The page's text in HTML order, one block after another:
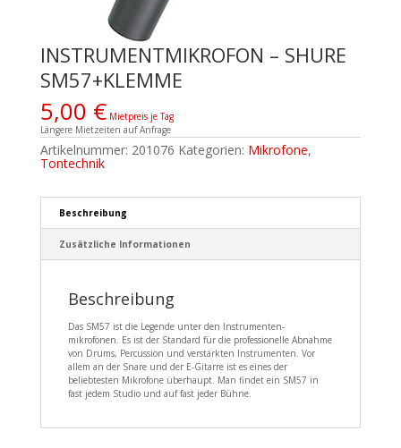
INSTRUMENTMIKROFON – SHURE
SM57+KLEMME
5,00 € Mietpreis je Tag
Längere Mietzeiten auf Anfrage
Artikelnummer: 201076 Kategorien: Mikrofone,
Tontechnik
Beschreibung
Zusätzliche Informationen
Beschreibung
Das SM57 ist die Legende unter den Instrumenten-
mikrofonen. Es ist der Standard für die professionelle Abnahme
von Drums, Percussion und verstärkten Instrumenten. Vor
allem an der Snare und der E-Gitarre ist es eines der
beliebtesten Mikrofone überhaupt. Man findet ein SM57 in
fast jedem Studio und auf fast jeder Bühne.